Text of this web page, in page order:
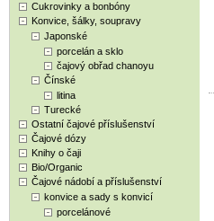
Cukrovinky a bonbóny
Konvice, šálky, soupravy
Japonské
porcelán a sklo
čajový obřad chanoyu
Čínské
litina
Turecké
Ostatní čajové příslušenství
Čajové dózy
Knihy o čaji
Bio/Organic
Čajové nádobí a příslušenství
konvice a sady s konvicí
porcelánové